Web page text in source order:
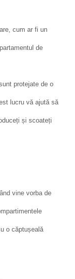
cum ar fi un
de
protejate de o
lucru vă ajută să
și scoateți
vine vorba de
o căptușeală